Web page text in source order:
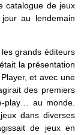
catalogue de jeux
au lendemain
grands éditeurs
la présentation
et avec une
des premiers
play… au monde.
dans diverses
de jeux en